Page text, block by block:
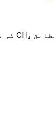
CH₄ کی